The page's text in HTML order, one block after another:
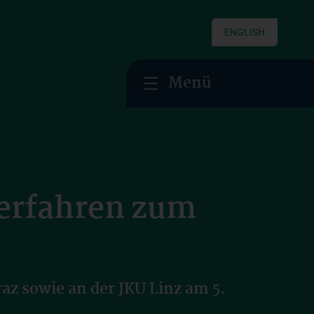
ENGLISH
Menü
zum
sowie an der JKU Linz am 5.